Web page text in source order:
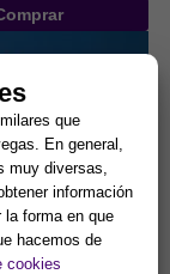
100g. (Para
purificación)
que
En general,
muy diversas,
información
la forma en que
hacemos de
cookies